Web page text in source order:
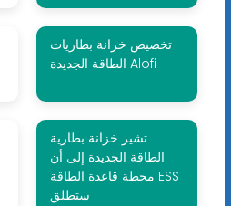
تخصيص خزانة بطاريات
الطاقة الجديدة Alofi
تشير خزانة بطارية
الطاقة الجديدة إلى أن
محطة قاعدة الطاقة ESS
ستطلق